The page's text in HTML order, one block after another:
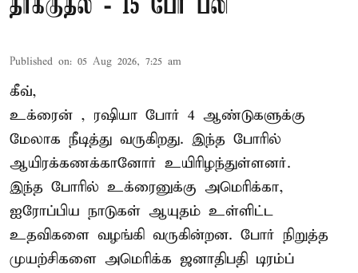
தாக்குதல் - 15 பேர் பலி
Published on: 05 Aug 2026, 7:25 am
கீவ்,
உக்ரைன் , ரஷியா போர் 4 ஆண்டுகளுக்கு
மேலாக நீடித்து வருகிறது. இந்த போரில்
ஆயிரக்கணக்கானோர் உயிரிழந்துள்ளனர்.
இந்த போரில் உக்ரைனுக்கு அமெரிக்கா,
ஐரோப்பிய நாடுகள் ஆயுதம் உள்ளிட்ட
உதவிகளை வழங்கி வருகின்றன. போர் நிறுத்த
முயற்சிகளை அமெரிக்க ஜனாதிபதி டிரம்ப்